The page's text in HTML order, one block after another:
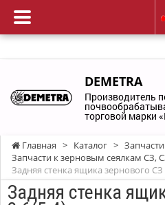
DEMETRA
Производитель
торговой марки
Главная > Каталог > Запчасти
Запчасти к зерновым сеялкам СЗ,
Задняя стенка ящика зернового СЗ
Задняя стенка